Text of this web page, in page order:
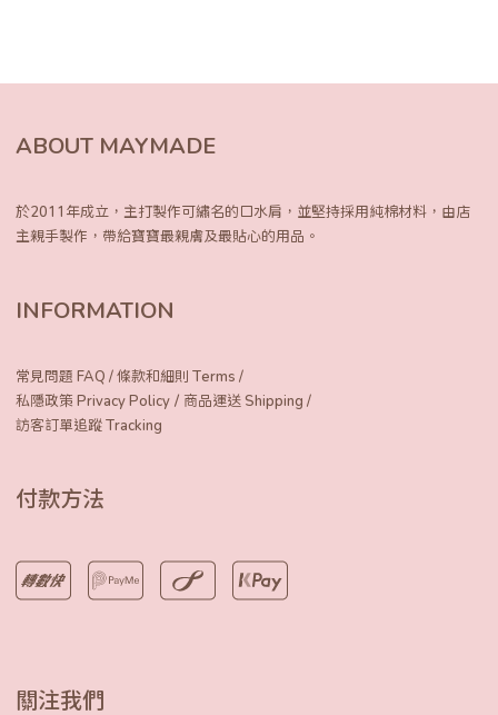
ABOUT MAYMADE
於2011年成立，主打製作可繡名的口水肩， 並堅持採用純棉材料，由店
主親手製作， 帶給寶寶最親膚及最貼心的用品。
INFORMATION
常見問題 FAQ /條款和細則 Terms /
私隱政策 Privacy Policy / 商品運送 Shipping /
訪客訂單追蹤 Tracking
付款方法
關注我們